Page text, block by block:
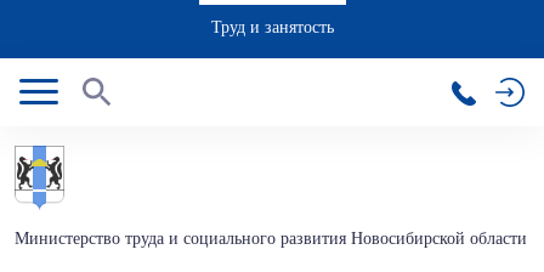
Труд и занятость
Министерство труда и социального развития Новосибирской области